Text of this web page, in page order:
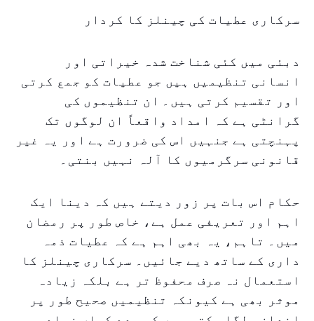
سرکاری عطیات کی چینلز کا کردار
دبئی میں کئی شناخت شدہ خیراتی اور
انسانی تنظیمیں ہیں جو عطیات کو جمع کرتی
اور تقسیم کرتی ہیں۔ ان تنظیموں کی
گرانٹی ہے کہ امداد واقعاً ان لوگوں تک
پہنچتی ہے جنہیں اس کی ضرورت ہے اور یہ غیر
قانونی سرگرمیوں کا آلہ نہیں بنتی۔
حکام اس بات پر زور دیتے ہیں کہ دینا ایک
اہم اور تعریفی عمل ہے، خاص طور پر رمضان
میں۔ تاہم، یہ بھی اہم ہے کہ عطیات ذمہ
داری کے ساتھ دیے جائیں۔ سرکاری چینلز کا
استعمال نہ صرف محفوظ تر ہے بلکہ زیادہ
موثر بھی ہے کیونکہ تنظیمیں صحیح طور پر